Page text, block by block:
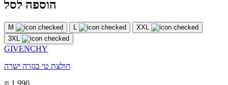
הוספה לסל
M L
XXL
3XL
GIVENCHY
חולצת טי בגזרה ישרה
₪ 1,990